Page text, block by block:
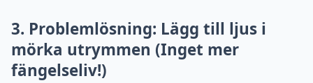
3. Problemlösning: Lägg till ljus i
mörka utrymmen (Inget mer
fängelseliv!)